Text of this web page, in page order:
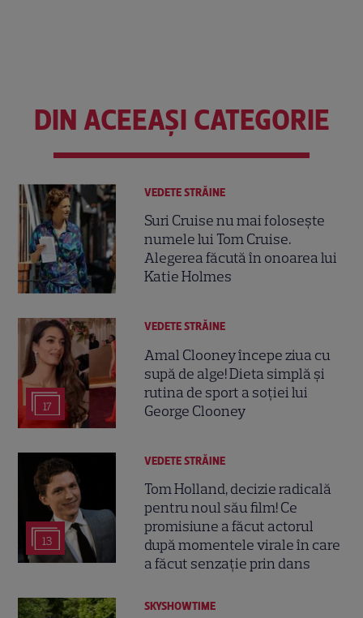
DIN ACEEAȘI CATEGORIE
VEDETE STRĂINE
Suri Cruise nu mai folosește
numele lui Tom Cruise.
Alegerea făcută în onoarea lui
Katie Holmes
17
VEDETE STRĂINE
Amal Clooney începe ziua cu
supă de alge! Dieta simplă și
rutina de sport a soției lui
George Clooney
13
VEDETE STRĂINE
Tom Holland, decizie radicală
pentru noul său film! Ce
promisiune a făcut actorul
după momentele virale în care
a făcut senzație prin dans
SKYSHOWTIME